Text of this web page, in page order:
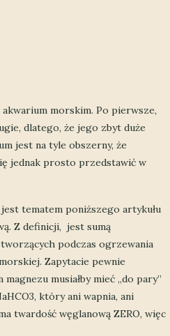
morskim. Po pierwsze,
dlatego, że jego zbyt duże
jest na tyle obszerny, że
jednak prosto przedstawić w
tematem poniższego artykułu
Z definicji, jest sumą
podczas ogrzewania
Zapytacie pewnie
musiałby mieć „do pary”
który ani wapnia, ani
twardość węglanową ZERO, więc